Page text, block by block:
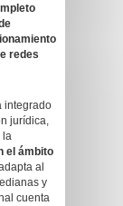
redes
integrado
jurídica,
la
el ámbito
al
y
cuenta